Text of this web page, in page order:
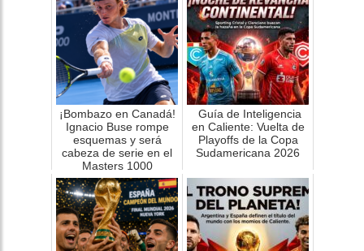
¡Bombazo en Canadá!
Ignacio Buse rompe
esquemas y será
cabeza de serie en el
Masters 1000
Guía de Inteligencia
en Caliente: Vuelta de
Playoffs de la Copa
Sudamericana 2026